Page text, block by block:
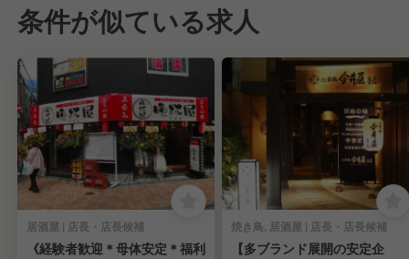
条件が似ている求人
居酒屋 | 店長・店長候補
《経験者歓迎＊母体安定＊福利
焼き鳥, 居酒屋 | 店長・店長候補
【多ブランド展開の安定企